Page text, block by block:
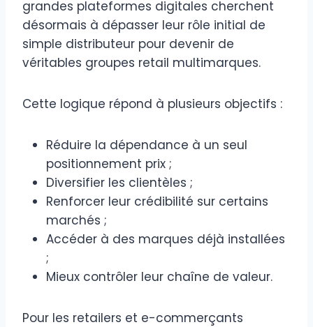
grandes plateformes digitales cherchent
désormais à dépasser leur rôle initial de
simple distributeur pour devenir de
véritables groupes retail multimarques.
Cette logique répond à plusieurs objectifs :
Réduire la dépendance à un seul
positionnement prix ;
Diversifier les clientèles ;
Renforcer leur crédibilité sur certains
marchés ;
Accéder à des marques déjà installées
;
Mieux contrôler leur chaîne de valeur.
Pour les retailers et e-commerçants